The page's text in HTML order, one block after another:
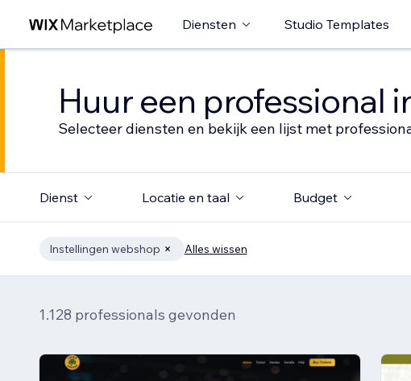
Diensten Studio Templates
Huur een professional
Selecteer diensten en bekijk een lijst met
Dienst Locatie en taal Budget
Instellingen webshop Alles wissen
1.128 professionals gevonden